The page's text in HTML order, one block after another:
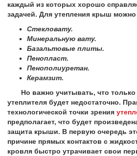
каждый из которых хорошо
задачей. Для утепления крыш
Стекловату.
Минеральную вату.
Базальтовые плиты.
Пенопласт.
Пенополиуретан.
Керамзит.
Но важно учитывать, что только
утеплителя будет недостаточно.
технологической точки зрения
предполагает, что будет
защита крыши. В первую очередь
причине прямых контактов с
кровля быстро утрачивает свои